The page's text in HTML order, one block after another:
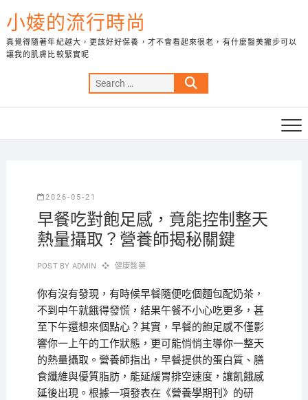
to
content
小婈的流行時尚
真覺得隨著年紀越大，更該好好保養，才不會看起來很老，有什麼醫美撇步可以
讓我的肌膚比較緊實呢
Search
…
2026-05-21
早餐吃對飽足感，竟能控制整天
熱量攝取？營養師揭秘關鍵
POST BY ADMIN 健康醫藥
你有沒有發現，有時候早餐隨便吃個麵包配奶茶，
不到中午就餓得發慌，結果午餐不小心吃更多，甚
至下午還想來個點心？其實，早餐的飽足感不僅影
響你一上午的工作狀態，更可能悄悄主導你一整天
的熱量攝取。營養師指出，早餐提供的蛋白質、膳
食纖維與優質脂肪，能延緩胃排空速度，讓飢餓感
延後出現。根據一項發表在《營養學期刊》的研